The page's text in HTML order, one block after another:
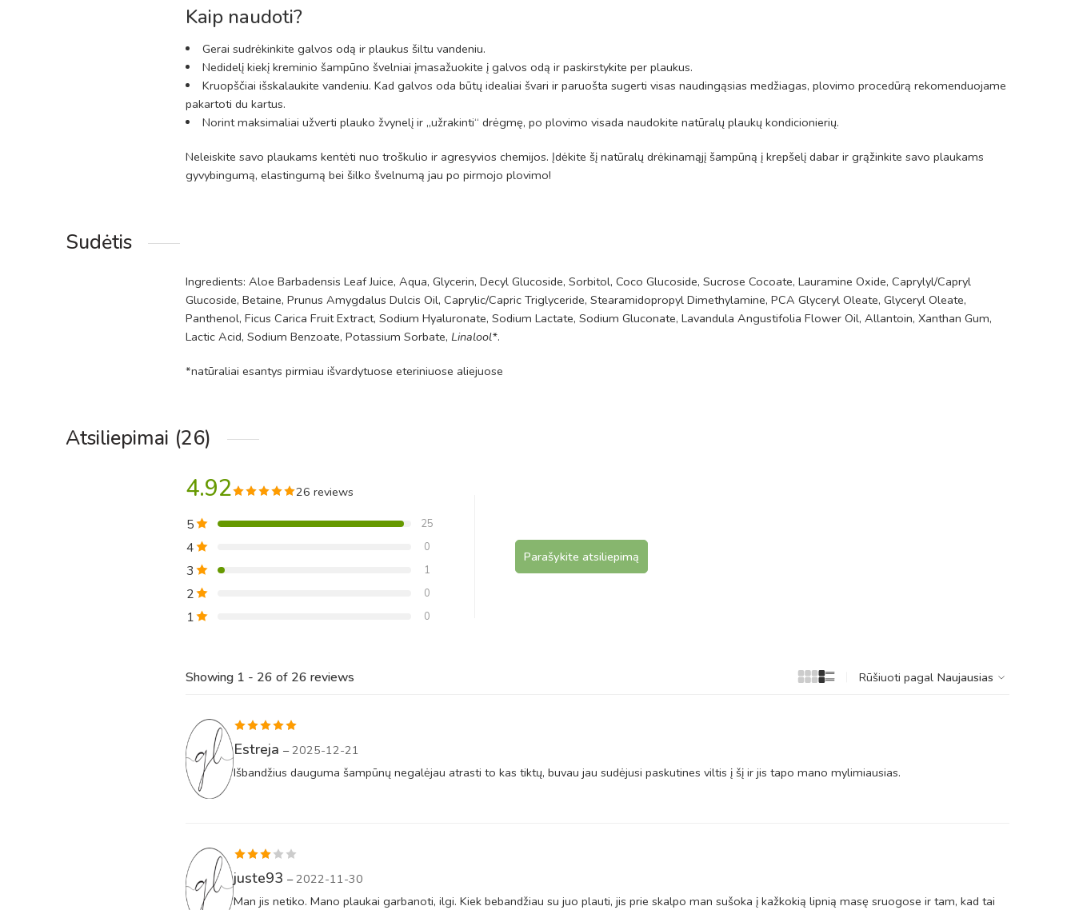
Kaip naudoti?
Gerai sudrėkinkite galvos odą ir plaukus šiltu vandeniu.
Nedidelį kiekį kreminio šampūno švelniai įmasažuokite į galvos odą ir paskirstykite per plaukus.
Kruopščiai išskalaukite vandeniu. Kad galvos oda būtų idealiai švari ir paruošta sugerti visas naudingąsias medžiagas, plovimo procedūrą rekomenduojame
pakartoti du kartus.
Norint maksimaliai užverti plauko žvynelį ir „užrakinti“ drėgmę, po plovimo visada naudokite natūralų plaukų kondicionierių.
Neleiskite savo plaukams kentėti nuo troškulio ir agresyvios chemijos. Įdėkite šį natūralų drėkinamąjį šampūną į krepšelį dabar ir grąžinkite savo plaukams
gyvybingumą, elastingumą bei šilko švelnumą jau po pirmojo plovimo!
Sudėtis
Ingredients: Aloe Barbadensis Leaf Juice, Aqua, Glycerin, Decyl Glucoside, Sorbitol, Coco Glucoside, Sucrose Cocoate, Lauramine Oxide, Caprylyl/Capryl
Glucoside, Betaine, Prunus Amygdalus Dulcis Oil, Caprylic/Capric Triglyceride, Stearamidopropyl Dimethylamine, PCA Glyceryl Oleate, Glyceryl Oleate,
Panthenol, Ficus Carica Fruit Extract, Sodium Hyaluronate, Sodium Lactate, Sodium Gluconate, Lavandula Angustifolia Flower Oil, Allantoin, Xanthan Gum,
Lactic Acid, Sodium Benzoate, Potassium Sorbate, Linalool*.
*natūraliai esantys pirmiau išvardytuose eteriniuose aliejuose
Atsiliepimai (26)
4.92 26 reviews
5 25
4 0
3 1
2 0
1 0
Parašykite atsiliepimą
Showing 1 - 26 of 26 reviews Rūšiuoti pagal Naujausias
Įvertinimas:
Estreja – 2025-12-21
Išbandžius dauguma šampūnų negalėjau atrasti to kas tiktų, buvau jau sudėjusi paskutines viltis į šį ir jis tapo mano mylimiausias.
Įvertinimas:
juste93 – 2022-11-30
Man jis netiko. Mano plaukai garbanoti, ilgi. Kiek bebandžiau su juo plauti, jis prie skalpo man sušoka į kažkokią lipnią masę sruogose ir tam, kad tai